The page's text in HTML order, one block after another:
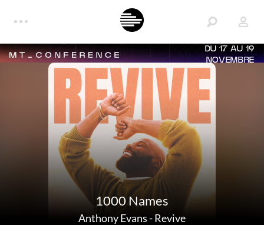
DU 17 AU 19
NOVEMBRE
1000 Names
Anthony Evans-Revive